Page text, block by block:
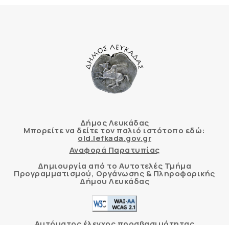
Δήμος Λευκάδας
Μπορείτε να δείτε τον παλιό ιστότοπο εδώ:
old.lefkada.gov.gr
Αναφορά Παρατυπίας
Δημιουργία από το Αυτοτελές Τμήμα
Προγραμματισμού, Οργάνωσης & Πληροφορικής
Δήμου Λευκάδας